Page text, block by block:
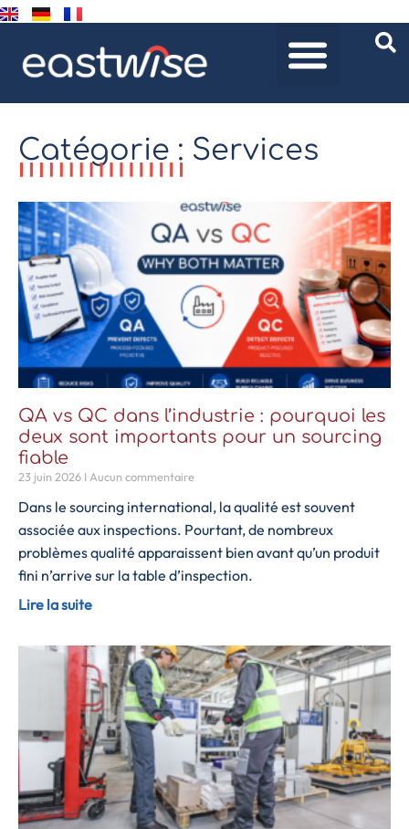
Catégorie : Services
QA vs QC dans l’industrie : pourquoi les
deux sont importants pour un sourcing
fiable
23 juin 2026 Aucun commentaire
Dans le sourcing international, la qualité est souvent
associée aux inspections. Pourtant, de nombreux
problèmes qualité apparaissent bien avant qu’un produit
fini n’arrive sur la table d’inspection.
Lire la suite